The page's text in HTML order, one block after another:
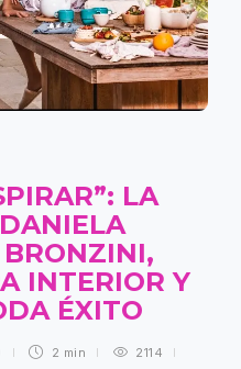
LA
INTERIOR Y
ÉXITO
2 min 2114